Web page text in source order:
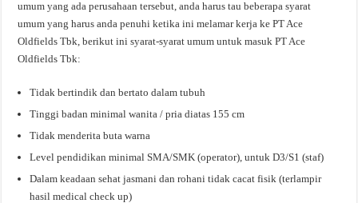
umum yang ada perusahaan tersebut, anda harus tau beberapa syarat
umum yang harus anda penuhi ketika ini melamar kerja ke PT Ace
Oldfields Tbk, berikut ini syarat-syarat umum untuk masuk PT Ace
Oldfields Tbk:
Tidak bertindik dan bertato dalam tubuh
Tinggi badan minimal wanita / pria diatas 155 cm
Tidak menderita buta warna
Level pendidikan minimal SMA/SMK (operator), untuk D3/S1 (staf)
Dalam keadaan sehat jasmani dan rohani tidak cacat fisik (terlampir
hasil medical check up)